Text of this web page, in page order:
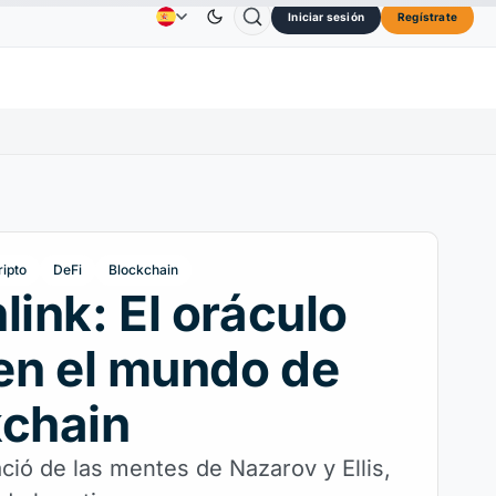
73,45 US$↑2.10% TRONTRX0,3264 US$ ↓0.30% Dogecoin
ContactosQuiénes Somos Iniciar sesión Regístrate
DeFi Blockchain
El oráculo
el mundo de
de las mentes de Nazarov y Ellis,